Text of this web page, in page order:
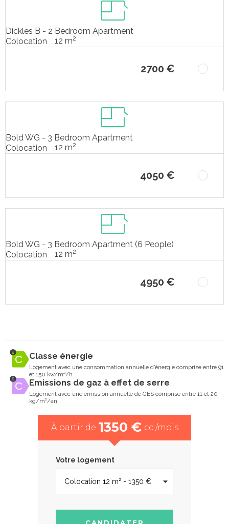
Dickles B - 2 Bedroom Apartment
Colocation
12 m2
2700 €
Bold WG - 3 Bedroom Apartment
Colocation
12 m2
4050 €
Bold WG - 3 Bedroom Apartment (6 People)
Colocation
12 m2
4950 €
Classe énergie
Logement avec une consommation annuelle d’énergie comprise entre 91
et 150 kw/m²/h
Emissions de gaz à effet de serre
Logement avec une emission annuelle de GES comprise entre 11 et 20
kg/m²/an
À partir de 1350 € cc /mois
Votre logement
CANDIDATER